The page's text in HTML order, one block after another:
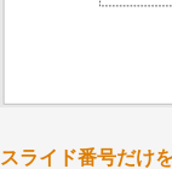
スライド番号だけ